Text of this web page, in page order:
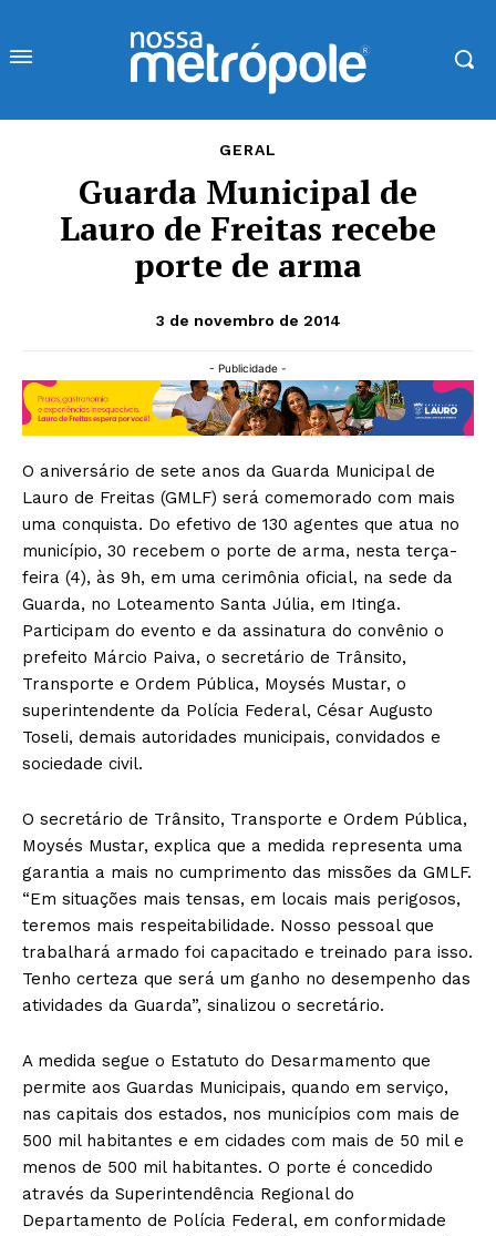
GERAL
Guarda Municipal de
Lauro de Freitas recebe
porte de arma
3 de novembro de 2014
- Publicidade -
O aniversário de sete anos da Guarda Municipal de
Lauro de Freitas (GMLF) será comemorado com mais
uma conquista. Do efetivo de 130 agentes que atua no
município, 30 recebem o porte de arma, nesta terça-
feira (4), às 9h, em uma cerimônia oficial, na sede da
Guarda, no Loteamento Santa Júlia, em Itinga.
Participam do evento e da assinatura do convênio o
prefeito Márcio Paiva, o secretário de Trânsito,
Transporte e Ordem Pública, Moysés Mustar, o
superintendente da Polícia Federal, César Augusto
Toseli, demais autoridades municipais, convidados e
sociedade civil.
O secretário de Trânsito, Transporte e Ordem Pública,
Moysés Mustar, explica que a medida representa uma
garantia a mais no cumprimento das missões da GMLF.
“Em situações mais tensas, em locais mais perigosos,
teremos mais respeitabilidade. Nosso pessoal que
trabalhará armado foi capacitado e treinado para isso.
Tenho certeza que será um ganho no desempenho das
atividades da Guarda”, sinalizou o secretário.
A medida segue o Estatuto do Desarmamento que
permite aos Guardas Municipais, quando em serviço,
nas capitais dos estados, nos municípios com mais de
500 mil habitantes e em cidades com mais de 50 mil e
menos de 500 mil habitantes. O porte é concedido
através da Superintendência Regional do
Departamento de Polícia Federal, em conformidade